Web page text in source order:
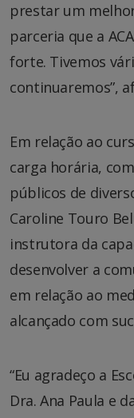
prestar um
parceria que a
forte. Tivemos
continuaremos”,
Em relação ao
carga horária,
públicos de
Caroline Touro
instrutora da
desenvolver a
em relação ao
alcançado com
“Eu agradeço a
Dra. Ana Paula e